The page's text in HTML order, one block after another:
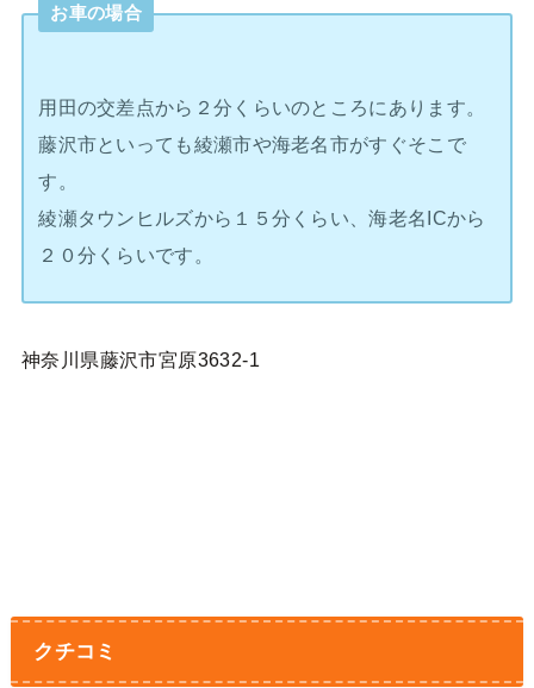
お車の場合
用田の交差点から２分くらいのところにあります。
藤沢市といっても綾瀬市や海老名市がすぐそこで
す。
綾瀬タウンヒルズから１５分くらい、海老名ICから
２０分くらいです。
神奈川県藤沢市宮原3632-1
クチコミ